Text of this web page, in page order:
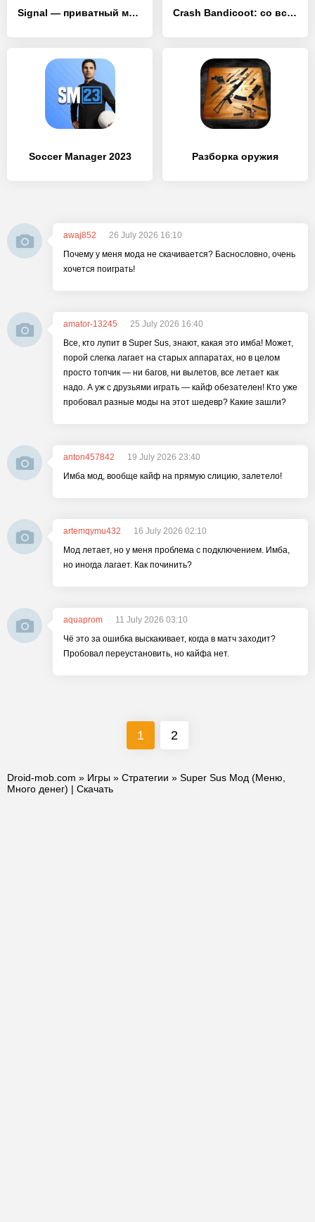
Signal — приватный мессенджер Crash Bandicoot: со всех ног!
Soccer Manager 2023 Разборка оружия
awaj852
26 July 2026 16:10
Почему у меня мода не скачивается? Баснословно, очень
хочется поиграть!
amator-13245
25 July 2026 16:40
Все, кто лупит в Super Sus, знают, какая это имба! Может,
порой слегка лагает на старых аппаратах, но в целом
просто топчик — ни багов, ни вылетов, все летает как
надо. А уж с друзьями играть — кайф обезателен! Кто уже
пробовал разные моды на этот шедевр? Какие зашли?
anton457842
19 July 2026 23:40
Имба мод, вообще кайф на прямую слицию, залетело!
artemqymu432
16 July 2026 02:10
Мод летает, но у меня проблема с подключением. Имба,
но иногда лагает. Как починить?
aquaprom
11 July 2026 03:10
Чё это за ошибка выскакивает, когда в матч заходит?
Пробовал переустановить, но кайфа нет.
1 2
Droid-mob.com » Игры » Стратегии » Super Sus Мод (Меню,
Много денег) | Скачать